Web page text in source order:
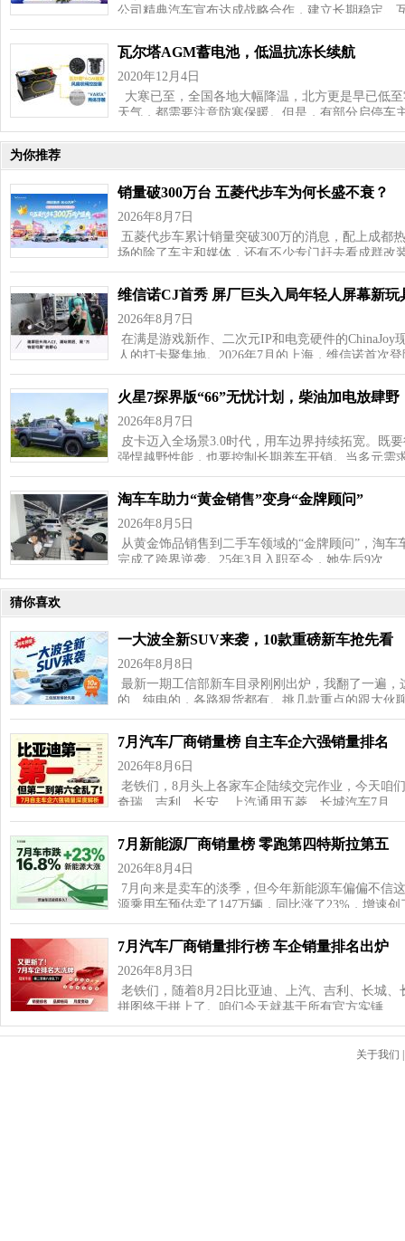
公司精典汽车宣布达成战略合作，建立长期稳定、
瓦尔塔AGM蓄电池，低温抗冻长续航
2020年12月4日
大寒已至，全国各地大幅降温，北方更是早已低
天气，都需要注意防寒保暖。但是，有部分启停车
为你推荐
销量破300万台 五菱代步车为何长盛不衰？
2026年8月7日
五菱代步车累计销量突破300万的消息，配上成都
场的除了车主和媒体，还有不少专门赶去看成群改
维信诺CJ首秀 屏厂巨头入局年轻人屏幕新玩
2026年8月7日
在满是游戏新作、二次元IP和电竞硬件的
人的打卡聚集地。2026年7月的上海，维信诺首次
火星7探界版“66”无忧计划，柴油加电放肆野
2026年8月7日
皮卡迈入全场景3.0时代，用车边界持续拓宽。既
强悍越野性能，也要控制长期养车开销。当多元需
淘车车助力“黄金销售”变身“金牌顾问”
2026年8月5日
从黄金饰品销售到二手车领域的“金牌顾问”，淘
完成了跨界逆袭。25年3月入职至今，她先后9次…
猜你喜欢
一大波全新SUV来袭，10款重磅新车抢先看
2026年8月8日
最新一期工信部新车目录刚刚出炉，我翻了一遍
的、纯电的，各路狠货都有。挑几款重点的跟大伙
7月汽车厂商销量榜 自主车企六强销量排名
2026年8月6日
老铁们，8月头上各家车企陆续交完作业，今天
奇瑞、吉利、长安、上汽通用五菱、长城汽车7月…
7月新能源厂商销量榜 零跑第四特斯拉第五
2026年8月4日
7月向来是卖车的淡季，但今年新能源车偏偏不信
源乘用车预估卖了147万辆，同比涨了23%，增速
7月汽车厂商销量排行榜 车企销量排名出炉
2026年8月3日
老铁们，随着8月2日比亚迪、上汽、吉利、长城
拼图终于拼上了。咱们今天就基于所有官方实锤…
关于我们